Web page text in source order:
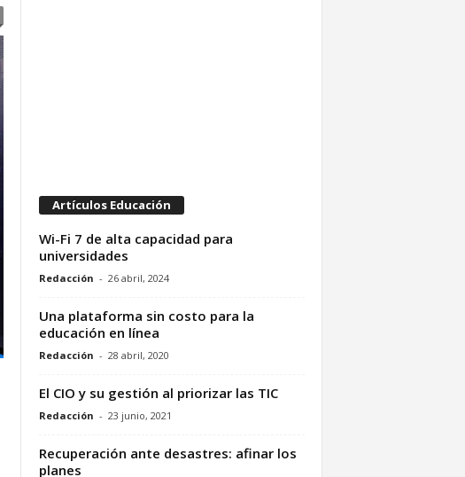
Artículos Educación
Wi-Fi 7 de alta capacidad para
universidades
Redacción - 26 abril, 2024
Una plataforma sin costo para la
educación en línea
Redacción - 28 abril, 2020
El CIO y su gestión al priorizar las TIC
Redacción - 23 junio, 2021
Recuperación ante desastres: afinar los
planes